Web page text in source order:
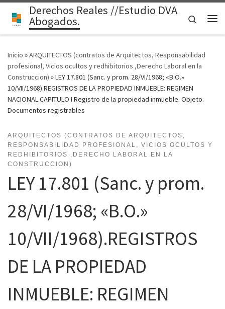
Saltar al contenido
Derechos Reales //Estudio DVA
Abogados.
Search
Inicio »ARQUITECTOS (contratos de Arquitectos, Responsabilidad
profesional, Vicios ocultos y redhibitorios ,Derecho Laboral en la
Construccion) »LEY 17.801 (Sanc. y prom. 28/VI/1968; «B.O.»
10/VII/1968).REGISTROS DE LA PROPIEDAD INMUEBLE: REGIMEN
NACIONAL CAPITULO I Registro de la propiedad inmueble. Objeto.
Documentos registrables
ARQUITECTOS (CONTRATOS DE ARQUITECTOS,
RESPONSABILIDAD PROFESIONAL, VICIOS OCULTOS Y
REDHIBITORIOS ,DERECHO LABORAL EN LA
CONSTRUCCION)
LEY 17.801 (Sanc. y prom.
28/VI/1968; «B.O.»
10/VII/1968).REGISTROS
DE LA PROPIEDAD
INMUEBLE: REGIMEN